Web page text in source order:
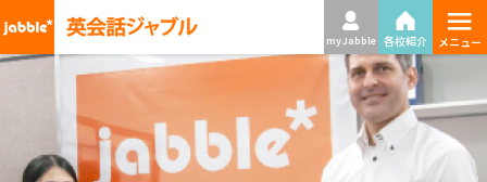
my Jabble 各校紹介 ≡
メニュー